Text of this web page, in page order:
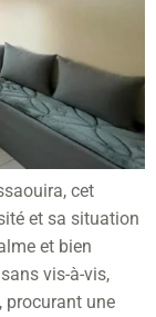
cet
et sa situation
et bien
vis-à-vis,
procurant une